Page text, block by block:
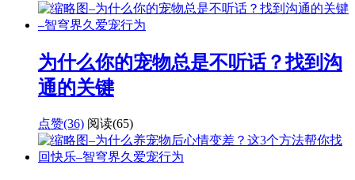
为什么你的宠物总是不听话？找到沟
通的关键
点赞(36) 阅读(65)